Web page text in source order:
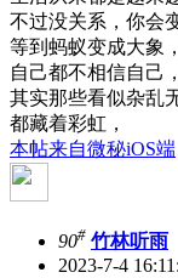
不过没关系，你会
等到蚂蚁变成大象
自己都不相信自己
其实那些看似杂乱
都藏着彩虹，
本帖来自微秘iOS端
90# 竹林听雨
2023-7-4